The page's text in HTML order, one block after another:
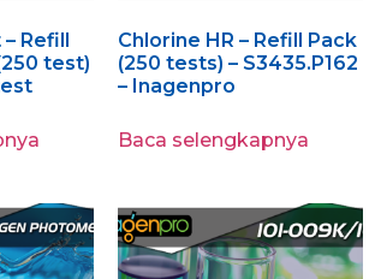
Refill
test)
Chlorine HR – Refill Pack
(250 tests) – S3435.P162
– Inagenpro
Baca selengkapnya